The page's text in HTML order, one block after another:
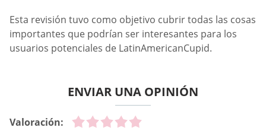
Esta revisión tuvo como objetivo cubrir todas las cosas
importantes que podrían ser interesantes para los
usuarios potenciales de LatinAmericanCupid.
ENVIAR UNA OPINIÓN
Valoración: